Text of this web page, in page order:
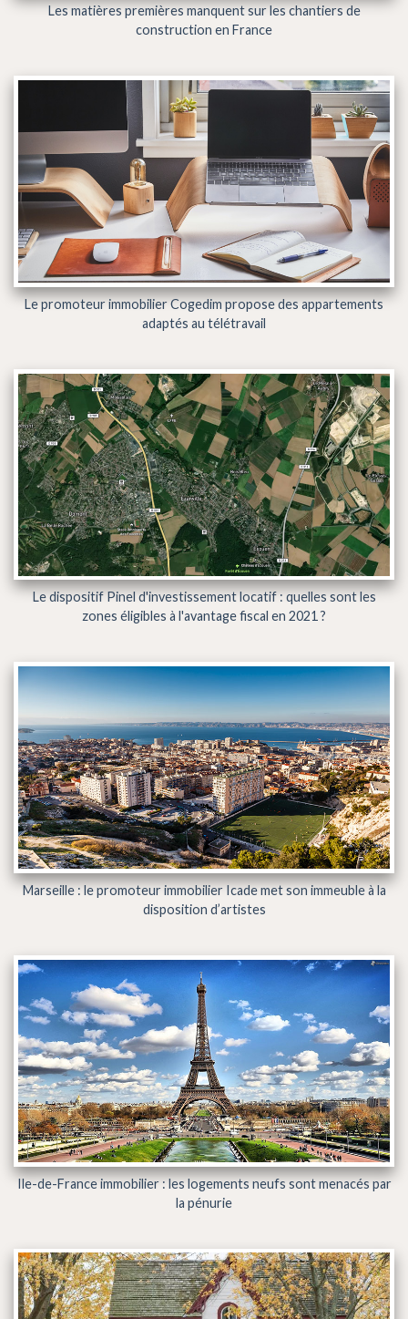
Les matières premières manquent sur les chantiers de
construction en France
Le promoteur immobilier Cogedim propose des appartements
adaptés au télétravail
Le dispositif Pinel d'investissement locatif : quelles sont les
zones éligibles à l'avantage fiscal en 2021 ?
Marseille : le promoteur immobilier Icade met son immeuble à la
disposition d’artistes
Ile-de-France immobilier : les logements neufs sont menacés par
la pénurie